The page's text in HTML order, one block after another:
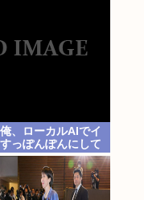
俺、ローカルAIでイ
っぽんぽんにして